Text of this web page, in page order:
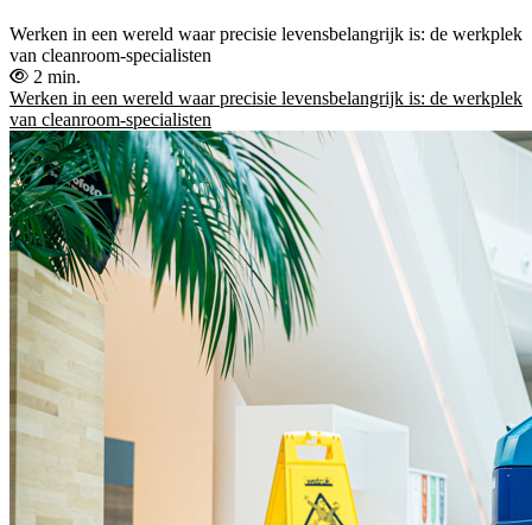
Werken in een wereld waar precisie levensbelangrijk is: de werkplek
van cleanroom-specialisten
2 min.
Werken in een wereld waar precisie levensbelangrijk is: de werkplek
van cleanroom-specialisten